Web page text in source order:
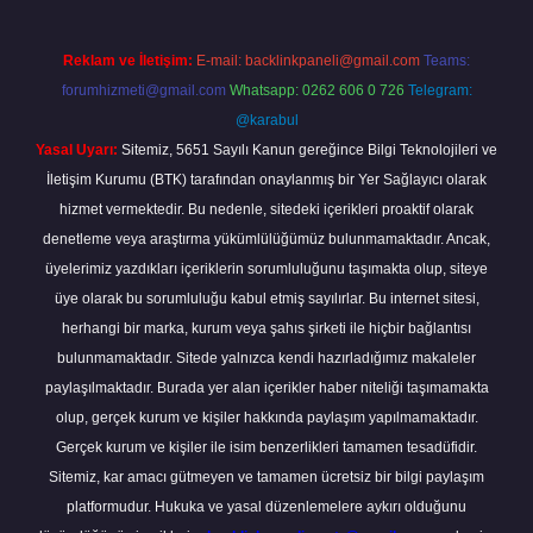
Reklam ve İletişim: E-mail: backlinkpaneli@gmail.com Teams:
forumhizmeti@gmail.com Whatsapp: 0262 606 0 726 Telegram:
@karabul
Yasal Uyarı: Sitemiz, 5651 Sayılı Kanun gereğince Bilgi Teknolojileri ve
İletişim Kurumu (BTK) tarafından onaylanmış bir Yer Sağlayıcı olarak
hizmet vermektedir. Bu nedenle, sitedeki içerikleri proaktif olarak
denetleme veya araştırma yükümlülüğümüz bulunmamaktadır. Ancak,
üyelerimiz yazdıkları içeriklerin sorumluluğunu taşımakta olup, siteye
üye olarak bu sorumluluğu kabul etmiş sayılırlar. Bu internet sitesi,
herhangi bir marka, kurum veya şahıs şirketi ile hiçbir bağlantısı
bulunmamaktadır. Sitede yalnızca kendi hazırladığımız makaleler
paylaşılmaktadır. Burada yer alan içerikler haber niteliği taşımamakta
olup, gerçek kurum ve kişiler hakkında paylaşım yapılmamaktadır.
Gerçek kurum ve kişiler ile isim benzerlikleri tamamen tesadüfidir.
Sitemiz, kar amacı gütmeyen ve tamamen ücretsiz bir bilgi paylaşım
platformudur. Hukuka ve yasal düzenlemelere aykırı olduğunu